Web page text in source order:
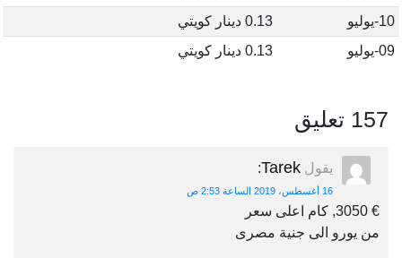
10-يوليو
0.13 دينار كويتي
09-يوليو
0.13 دينار كويتي
157 تعليق
يقول Tarek
:
16 أغسطس، 2019 الساعة 2:53 ص
€ 3050, كام اعلى سعر
من يورو الى جنية مصرى